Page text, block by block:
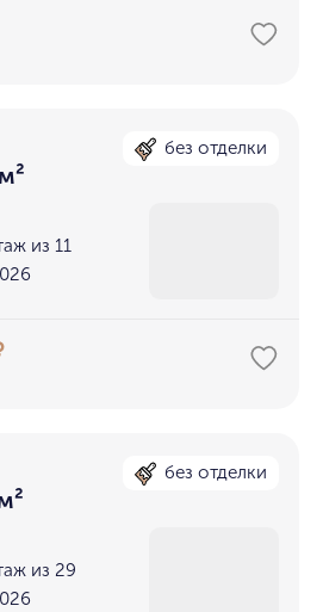
без отделки
из 11
без отделки
из 29